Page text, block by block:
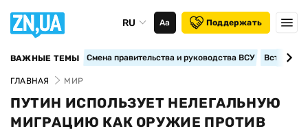
RU Аа Поддержать
ВАЖНЫЕ ТЕМЫ Смена правительства и руководства ВСУ
ГЛАВНАЯ МИР
ПУТИН ИСПОЛЬЗУЕТ НЕЛЕГАЛЬНУЮ
МИГРАЦИЮ КАК ОРУЖИЕ ПРОТИВ